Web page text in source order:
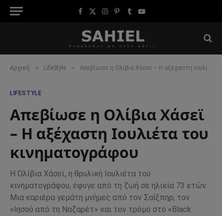
Facebook
X
Instagram
Pinterest
TumblrYouTube
Αρχική » LifeStyle » Απεβίωσε η Ολίβια Χάσεϊ – Η αξέχαστη Ιουλιέτα του κινηματογράφου
LIFESTYLE
Απεβίωσε η Ολίβια Χάσεϊ
– Η αξέχαστη Ιουλιέτα του
κινηματογράφου
Η Ολίβια Χάσεϊ, η θρυλική Ιουλιέτα του
κινηματογράφου, έφυγε από τη ζωή σε ηλικία 73 ετών.
Μια καριέρα γεμάτη μνήμες από τον Σαίξπηρ, τον
«Ιησού από τη Ναζαρέτ» και τον τρόμο στο «Black